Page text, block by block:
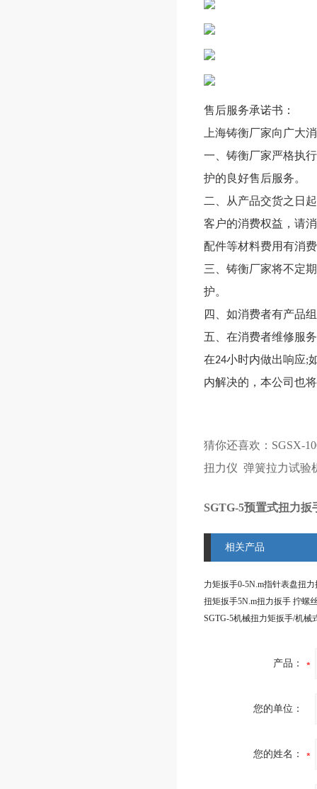
售后服务承诺书：
上海铸衡厂家向广大
一、铸衡厂家严格执
护的良好售后服务。
二、从产品交货之日
客户的消费权益，请
配件等材料费用有消
三、铸衡厂家将不定
护。
四、如消费者有产品
五、在消费者维修服
在24小时内做出响应;
内解决的，本公司也
猜你还喜欢： SGSX-
扭力仪 弹簧拉力试验
SGTG-5预置式扭力扳
相关产品
产品：
您的单位：
您的姓名：